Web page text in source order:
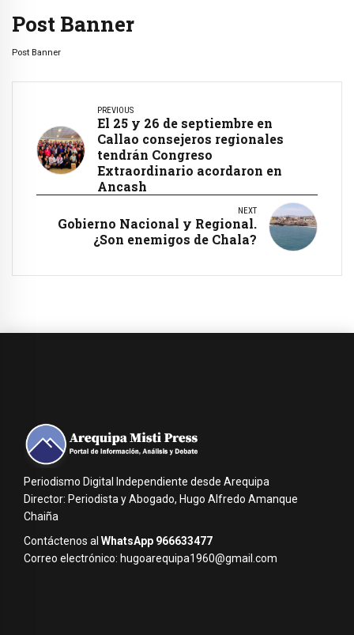
Post Banner
Post Banner
PREVIOUS
El 25 y 26 de septiembre en
Callao consejeros regionales
tendrán Congreso
Extraordinario acordaron en
Ancash
NEXT
Gobierno Nacional y Regional.
¿Son enemigos de Chala?
Periodismo Digital Independiente desde Arequipa
Director: Periodista y Abogado, Hugo Alfredo Amanque
Chaiña
Contáctenos al WhatsApp 966633477
Correo electrónico: hugoarequipa1960@gmail.com